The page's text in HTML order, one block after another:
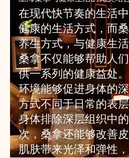
在现代快节奏的生活
健康的生活方式，而
养生方式，与健康生
桑拿不仅能够帮助人
供一系列的健康益处
环境能够促进身体的
方式不同于日常的表
身体排除深层组织中
次，桑拿还能够改善
肌肤带来光泽和弹性